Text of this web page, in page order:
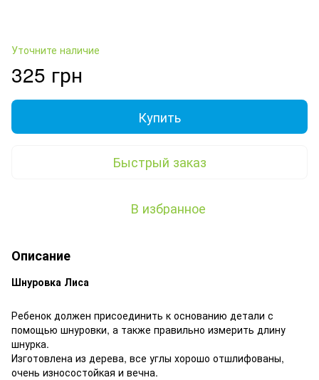
Уточните наличие
325 грн
Купить
Быстрый заказ
В избранное
Описание
Шнуровка Лиса
Ребенок должен присоединить к основанию детали с
помощью шнуровки, а также правильно измерить длину
шнурка.
Изготовлена из дерева, все углы хорошо отшлифованы,
очень износостойкая и вечна.